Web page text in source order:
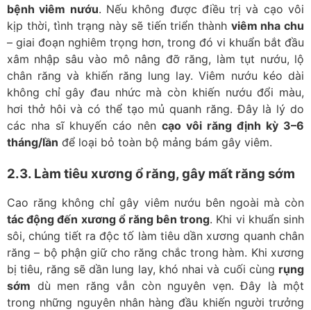
bệnh viêm nướu. Nếu không được điều trị và cạo vôi
kịp thời, tình trạng này sẽ tiến triển thành viêm nha chu
– giai đoạn nghiêm trọng hơn, trong đó vi khuẩn bắt đầu
xâm nhập sâu vào mô nâng đỡ răng, làm tụt nướu, lộ
chân răng và khiến răng lung lay. Viêm nướu kéo dài
không chỉ gây đau nhức mà còn khiến nướu đổi màu,
hơi thở hôi và có thể tạo mủ quanh răng. Đây là lý do
các nha sĩ khuyến cáo nên cạo vôi răng định kỳ 3–6
tháng/lần để loại bỏ toàn bộ mảng bám gây viêm.
2.3. Làm tiêu xương ổ răng, gây mất răng sớm
Cao răng không chỉ gây viêm nướu bên ngoài mà còn
tác động đến xương ổ răng bên trong. Khi vi khuẩn sinh
sôi, chúng tiết ra độc tố làm tiêu dần xương quanh chân
răng – bộ phận giữ cho răng chắc trong hàm. Khi xương
bị tiêu, răng sẽ dần lung lay, khó nhai và cuối cùng rụng
sớm dù men răng vẫn còn nguyên vẹn. Đây là một
trong những nguyên nhân hàng đầu khiến người trưởng